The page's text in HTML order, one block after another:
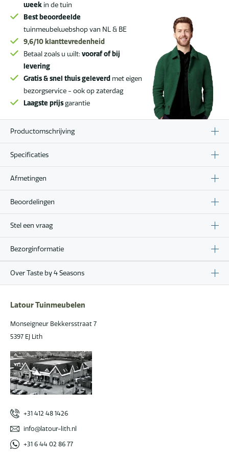
week in de tuin
Best beoordeelde
tuinmeubelwebshop van NL & BE
9,6/10 klanttevredenheid
Betaal zoals u wilt: vooraf of bij
levering
Gratis & snel thuis geleverd met eigen
bezorgservice - ook op zaterdag
Laagste prijsgarantie
Productomschrijving
Specificaties
Afmetingen
Beoordelingen
Stel een vraag
Bezorginformatie
Over Taste by 4 Seasons
Latour Tuinmeubelen
Monseigneur Bekkersstraat 7
5397 EJ Lith
+31 412 48 1426
info@latour-lith.nl
+31 6 44 02 86 77